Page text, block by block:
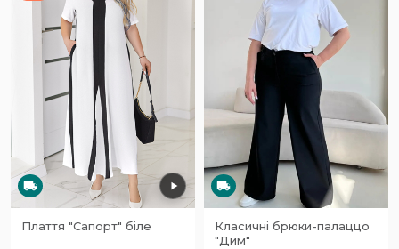
Плаття "Сапорт" біле
Класичні брюки-палаццо
"Дим"